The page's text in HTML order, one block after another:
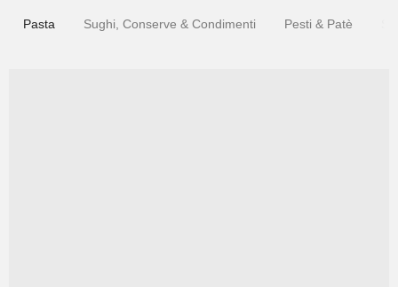
Pasta Sughi, Conserve & Condimenti Pesti & Patè